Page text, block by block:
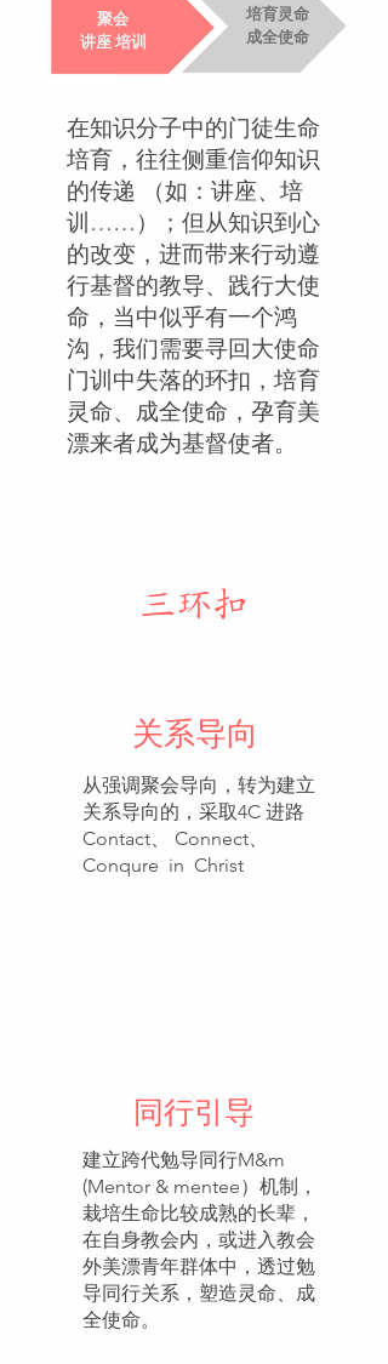
聚会
​讲座 培训
培育灵命
成全使命
在知识分子中的门徒生命
培育，往往侧重信仰知识
的传递 （如：讲座、培
训……）；但从知识到心
的改变，进而带来行动遵
行基督的教导、践行大使
命，当中似乎有一个鸿
沟，我们需要寻回大使命
门训中失落的环扣，培育
灵命、成全使命，孕育美
漂来者成为基督使者。
​三环扣
关系导向
从强调聚会导向，转为建立
关系导向的，采取4C 进路
Contact、 Connect、
Conqure in Christ
同行引导
建立跨代勉导同行M&m
(Mentor & mentee）机制，
栽培生命比较成熟的长辈，
在自身教会内，或进入教会
外美漂青年群体中，透过勉
导同行关系，塑造灵命、成
全使命。